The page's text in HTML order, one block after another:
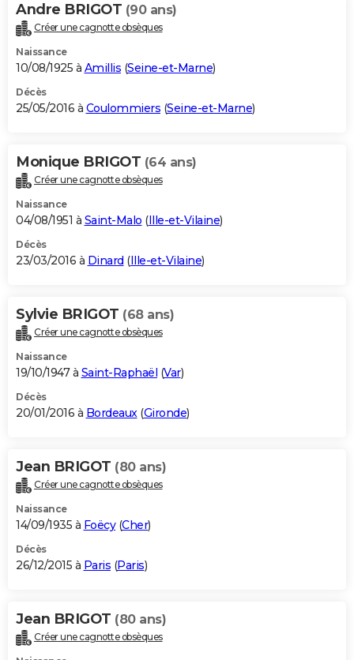
Andre BRIGOT (90 ans)
Créer une cagnotte obsèques
Naissance
10/08/1925 à Amillis (Seine-et-Marne)
Décès
25/05/2016 à Coulommiers (Seine-et-Marne)
Monique BRIGOT (64 ans)
Créer une cagnotte obsèques
Naissance
04/08/1951 à Saint-Malo (Ille-et-Vilaine)
Décès
23/03/2016 à Dinard (Ille-et-Vilaine)
Sylvie BRIGOT (68 ans)
Créer une cagnotte obsèques
Naissance
19/10/1947 à Saint-Raphaël (Var)
Décès
20/01/2016 à Bordeaux(Gironde)
Jean BRIGOT (80 ans)
Créer une cagnotte obsèques
Naissance
14/09/1935 à Foëcy(Cher)
Décès
26/12/2015 à Paris (Paris)
Jean BRIGOT (80 ans)
Créer une cagnotte obsèques